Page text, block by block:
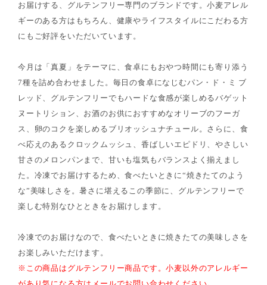
お届けする、グルテンフリー専門のブランドです。小麦アレル
ギーのある方はもちろん、健康やライフスタイルにこだわる方
にもご好評をいただいています。
今月は「真夏」をテーマに、食卓にもおやつ時間にも寄り添う
7種を詰め合わせました。毎日の食卓になじむパン・ド・ミ ブ
レッド、グルテンフリーでもハードな食感が楽しめるバゲット
ヌートリション、お酒のお供におすすめなオリーブのフーガ
ス、卵のコクを楽しめるブリオッシュナチュール。さらに、食
べ応えのあるクロックムッシュ、香ばしいエピドリ、やさしい
甘さのメロンパンまで、甘いも塩気もバランスよく揃えまし
た。冷凍でお届けするため、食べたいときに“焼きたてのよう
な”美味しさを。暑さに堪えるこの季節に、グルテンフリーで
楽しむ特別なひとときをお届けします。
冷凍でのお届けなので、食べたいときに焼きたての美味しさを
お楽しみいただけます。
※この商品はグルテンフリー商品です。小麦以外のアレルギー